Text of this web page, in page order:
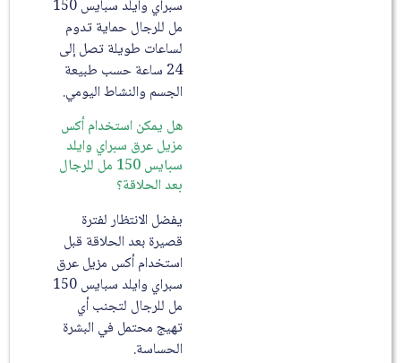
سبراي وايلد سبايس 150
مل للرجال حماية تدوم
لساعات طويلة تصل إلى
24 ساعة حسب طبيعة
الجسم والنشاط اليومي.
هل يمكن استخدام أكس
مزيل عرق سبراي وايلد
سبايس 150 مل للرجال
بعد الحلاقة؟
يفضل الانتظار لفترة
قصيرة بعد الحلاقة قبل
استخدام أكس مزيل عرق
سبراي وايلد سبايس 150
مل للرجال لتجنب أي
تهيج محتمل في البشرة
الحساسة.